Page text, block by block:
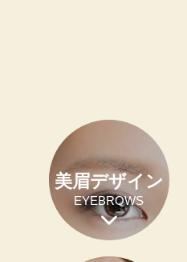
美眉デザイン
EYEBROWS